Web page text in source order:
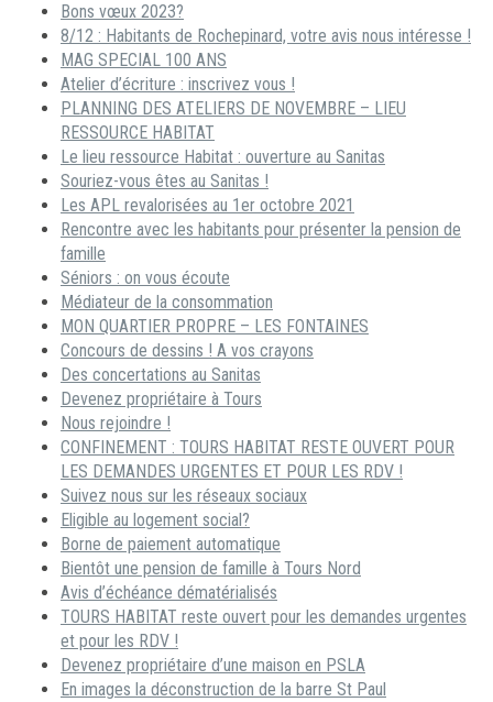
Bons vœux 2023?
8/12 : Habitants de Rochepinard, votre avis nous intéresse !
MAG SPECIAL 100 ANS
Atelier d’écriture : inscrivez vous !
PLANNING DES ATELIERS DE NOVEMBRE – LIEU
RESSOURCE HABITAT
Le lieu ressource Habitat : ouverture au Sanitas
Souriez-vous êtes au Sanitas !
Les APL revalorisées au 1er octobre 2021
Rencontre avec les habitants pour présenter la pension de
famille
Séniors : on vous écoute
Médiateur de la consommation
MON QUARTIER PROPRE – LES FONTAINES
Concours de dessins ! A vos crayons
Des concertations au Sanitas
Devenez propriétaire à Tours
Nous rejoindre !
CONFINEMENT : TOURS HABITAT RESTE OUVERT POUR
LES DEMANDES URGENTES ET POUR LES RDV !
Suivez nous sur les réseaux sociaux
Eligible au logement social?
Borne de paiement automatique
Bientôt une pension de famille à Tours Nord
Avis d’échéance dématérialisés
TOURS HABITAT reste ouvert pour les demandes urgentes
et pour les RDV !
Devenez propriétaire d’une maison en PSLA
En images la déconstruction de la barre St Paul